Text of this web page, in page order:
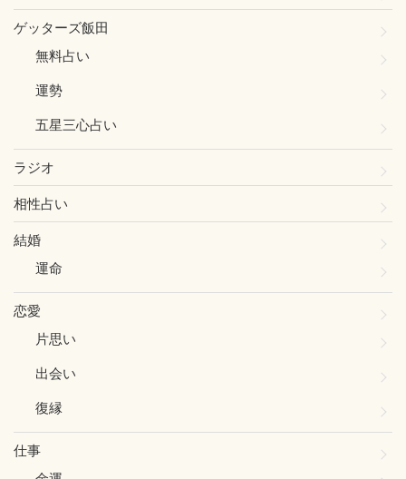
ゲッターズ飯田
無料占い
運勢
五星三心占い
ラジオ
相性占い
結婚
運命
恋愛
片思い
出会い
復縁
仕事